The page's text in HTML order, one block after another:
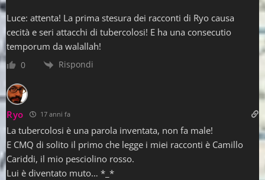
Luce: attenta! La prima stesura dei racconti di Ryo causa
cecità e seri attacchi di tubercolosi! E ha una consecutio
temporum da walallah!
0 Rispondi
Ryo 17 anni fa
La tubercolosi è una parola inventata, non fa male!
E CMQ di solito il primo che legge i miei racconti è Camillo
Cariddi, il mio pesciolino rosso.
Lui è diventato muto… *_*